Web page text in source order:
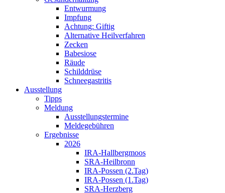
Entwurmung
Impfung
Achtung: Giftig
Alternative Heilverfahren
Zecken
Babesiose
Räude
Schilddrüse
Schneegastritis
Ausstellung
Tipps
Meldung
Ausstellungstermine
Meldegebühren
Ergebnisse
2026
IRA-Hallbergmoos
SRA-Heilbronn
IRA-Possen (2.Tag)
IRA-Possen (1.Tag)
SRA-Herzberg